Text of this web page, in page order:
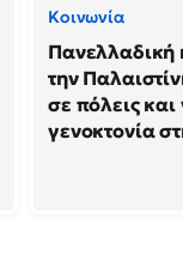
Κοινωνία
Πανελλαδική
την
σε πόλεις και
γενοκτονία